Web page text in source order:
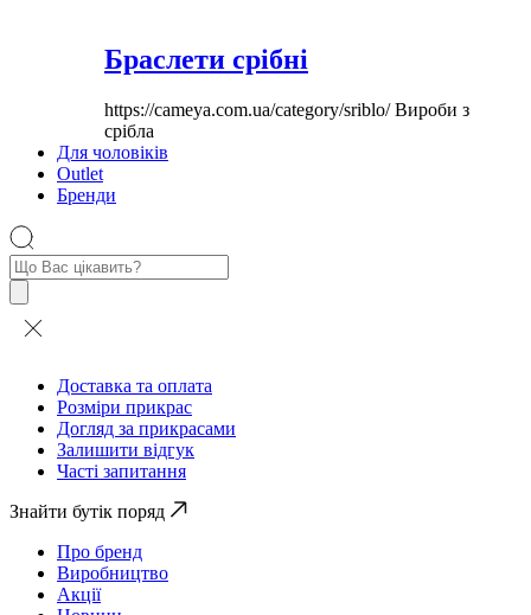
Браслети срібні
https://cameya.com.ua/category/sriblo/Вироби з
срібла
Для чоловіків
Outlet
Бренди
Пошук
товарів
Доставка та оплата
Розміри прикрас
Догляд за прикрасами
Залишити відгук
Часті запитання
Знайти бутік поряд
Про бренд
Виробництво
Акції